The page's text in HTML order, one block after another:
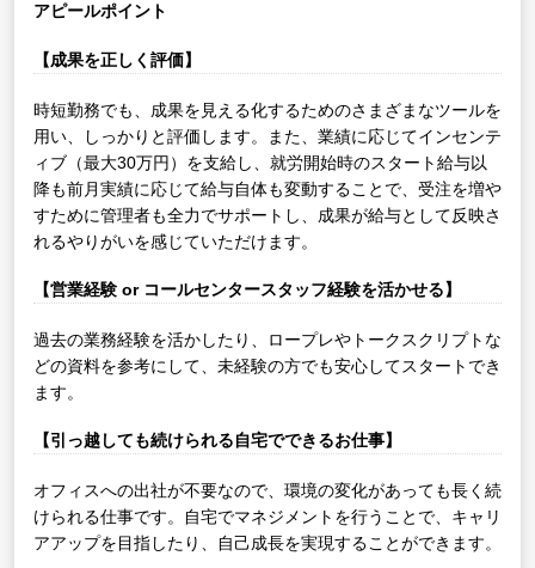
アピールポイント
【成果を正しく評価】
時短勤務でも、成果を見える化するためのさまざまなツールを
用い、しっかりと評価します。また、業績に応じてインセンテ
ィブ（最大30万円）を支給し、就労開始時のスタート給与以
降も前月実績に応じて給与自体も変動することで、受注を増や
すために管理者も全力でサポートし、成果が給与として反映さ
れるやりがいを感じていただけます。
【営業経験 or コールセンタースタッフ経験を活かせる】
過去の業務経験を活かしたり、ロープレやトークスクリプトな
どの資料を参考にして、未経験の方でも安心してスタートでき
ます。
【引っ越しても続けられる自宅でできるお仕事】
オフィスへの出社が不要なので、環境の変化があっても長く続
けられる仕事です。自宅でマネジメントを行うことで、キャリ
アアップを目指したり、自己成長を実現することができます。